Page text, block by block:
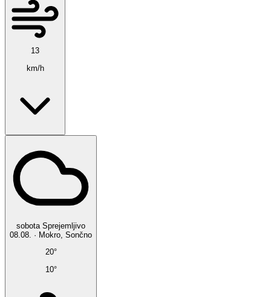
13
km/h
sobota Sprejemljivo
08.08. ·
Mokro, Sončno
20°
10°